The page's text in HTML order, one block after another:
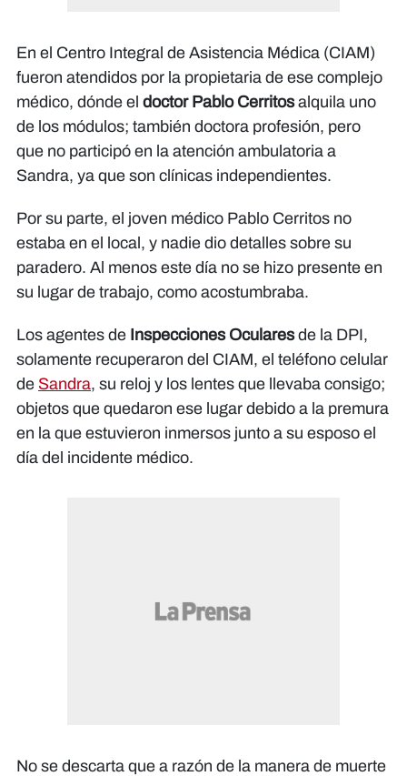
En el Centro Integral de Asistencia Médica (CIAM)
fueron atendidos por la propietaria de ese complejo
médico, dónde el doctor Pablo Cerritosalquila uno
de los módulos; también doctora profesión, pero
que no participó en la atención ambulatoria a
Sandra, ya que son clínicas independientes.
Por su parte, el joven médico Pablo Cerritos no
estaba en el local, y nadie dio detalles sobre su
paradero. Al menos este día no se hizo presente en
su lugar de trabajo, como acostumbraba.
Los agentes de Inspecciones Ocularesde la DPI,
solamente recuperaron del CIAM, el teléfono celular
de Sandra, su reloj y los lentes que llevaba consigo;
objetos que quedaron ese lugar debido a la premura
en la que estuvieron inmersos junto a su esposo el
día del incidente médico.
No se descarta que a razón de la manera de muerte